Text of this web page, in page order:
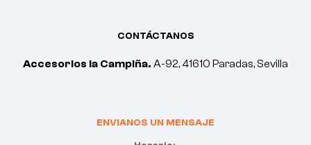
CONTÁCTANOS
Accesorios la Campiña. A-92, 41610 Paradas, Sevilla
ENVIANOS UN MENSAJE